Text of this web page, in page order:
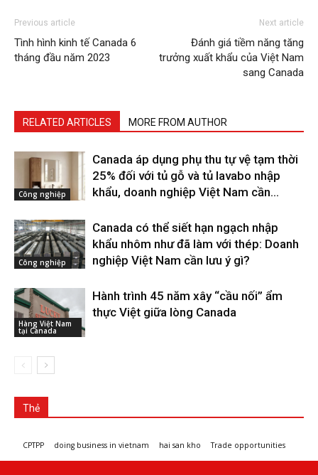
Previous article
Tình hình kinh tế Canada 6
tháng đầu năm 2023
Next article
Đánh giá tiềm năng tăng
trưởng xuất khẩu của Việt Nam
sang Canada
RELATED ARTICLES MORE FROM AUTHOR
Công nghiệp
Canada áp dụng phụ thu tự vệ tạm thời
25% đối với tủ gỗ và tủ lavabo nhập
khẩu, doanh nghiệp Việt Nam cần...
Công nghiệp
Canada có thể siết hạn ngạch nhập
khẩu nhôm như đã làm với thép: Doanh
nghiệp Việt Nam cần lưu ý gì?
Hàng Việt Nam
tại Canada
Hành trình 45 năm xây “cầu nối” ẩm
thực Việt giữa lòng Canada
Thẻ
CPTPP doing business in vietnam hai san kho Trade opportunities